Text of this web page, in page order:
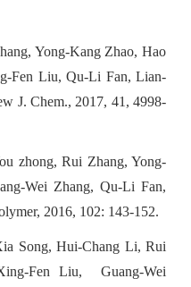
Yong-Kang Zhao, Hao
Fen Liu, Qu-Li Fan, Lian-
J. Chem., 2017, 41, 4998-
zhong, Rui Zhang, Yong-
Wei Zhang, Qu-Li Fan,
2016, 102: 143-152.
Song, Hui-Chang Li, Rui
Fen Liu, Guang-Wei